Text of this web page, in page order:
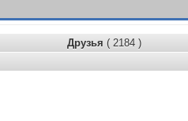
Друзья ( 2184 )